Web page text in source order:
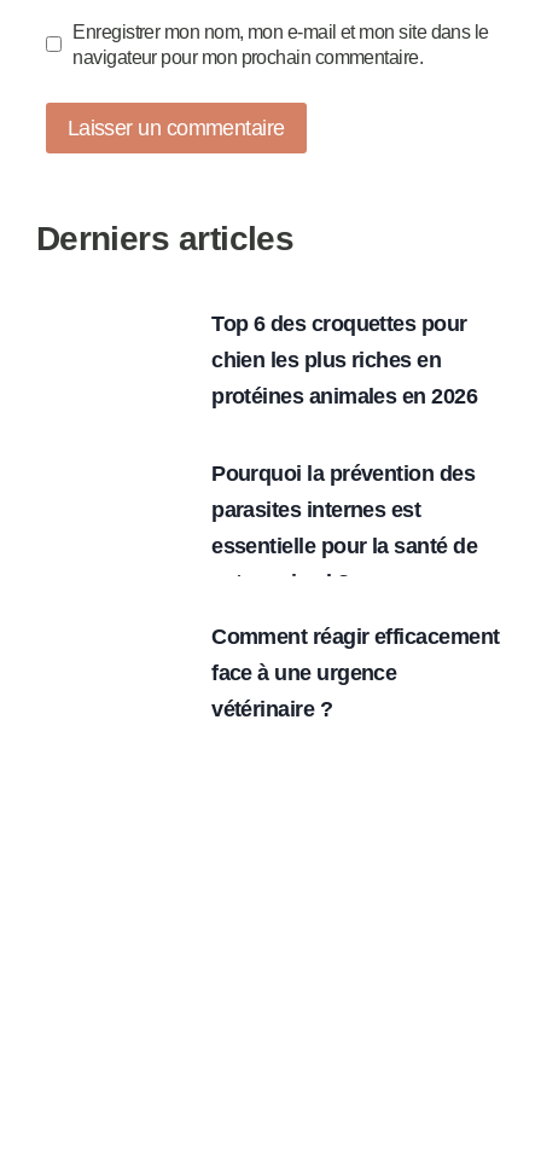
Enregistrer mon nom, mon e-mail et mon site dans le
navigateur pour mon prochain commentaire.
Derniers articles
Top 6 des croquettes pour
chien les plus riches en
protéines animales en 2026
Pourquoi la prévention des
parasites internes est
essentielle pour la santé de
votre animal ?
Comment réagir efficacement
face à une urgence
vétérinaire ?